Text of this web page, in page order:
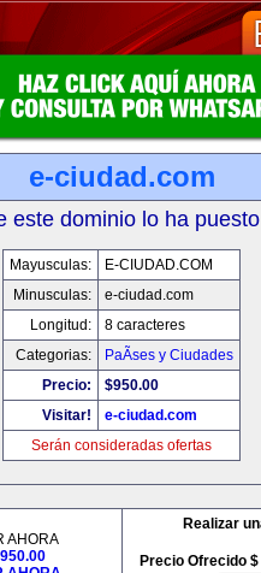
e-ciudad.com
este dominio lo ha
Mayusculas:
E-CIUDAD.COM
Minusculas:
e-ciudad.com
Longitud:
8 caracteres
Categorias:
PaÃ­ses y Ciudades
Precio:
$950.00
Visitar!
e-ciudad.com
Serán consideradas ofertas
AHORA
950.00
Realizar
Precio Ofrecido $